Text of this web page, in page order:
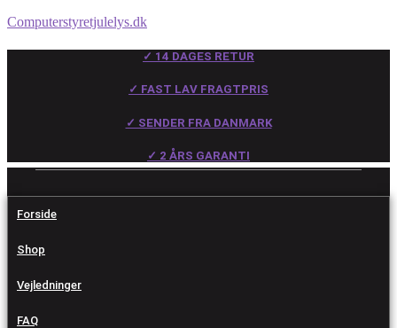
Computerstyretjulelys.dk
✓ 14 DAGES RETUR
✓ FAST LAV FRAGTPRIS
✓ SENDER FRA DANMARK
✓ 2 ÅRS GARANTI
Forside
Shop
Vejledninger
FAQ